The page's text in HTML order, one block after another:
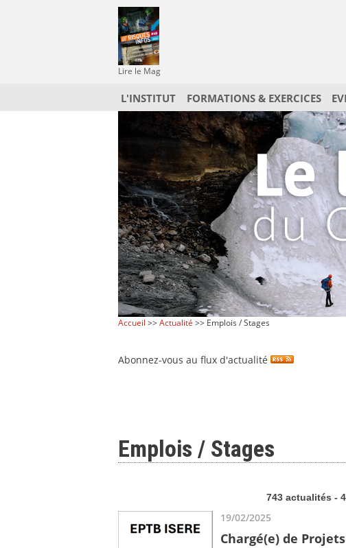
Lire le Mag
L'INSTITUT FORMATIONS & EXERCICES
Accueil >>Actualité >> Emplois / Stages
Abonnez-vous au flux d'actualité
Emplois / Stages
743 actualités -
19/02/2025
Chargé(e) de